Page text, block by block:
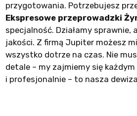
przygotowania. Potrzebujesz
Ekspresowe przeprowadzki
specjalność. Działamy sprawnie,
jakości. Z firmą Jupiter możesz
wszystko dotrze na czas. Nie
detale – my zajmiemy się każdym
i profesjonalnie – to nasza